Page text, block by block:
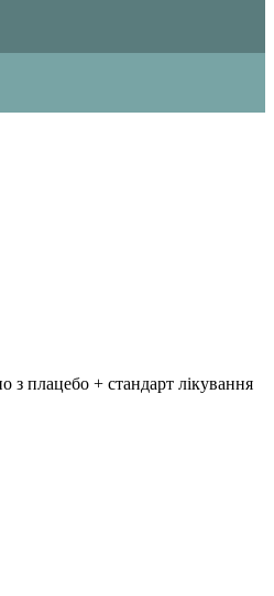
з плацебо + стандарт лікування